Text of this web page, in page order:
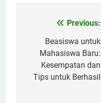
navigation
Previous:
Beasiswa untuk
Mahasiswa Baru:
Kesempatan dan
Tips untuk Berhasil